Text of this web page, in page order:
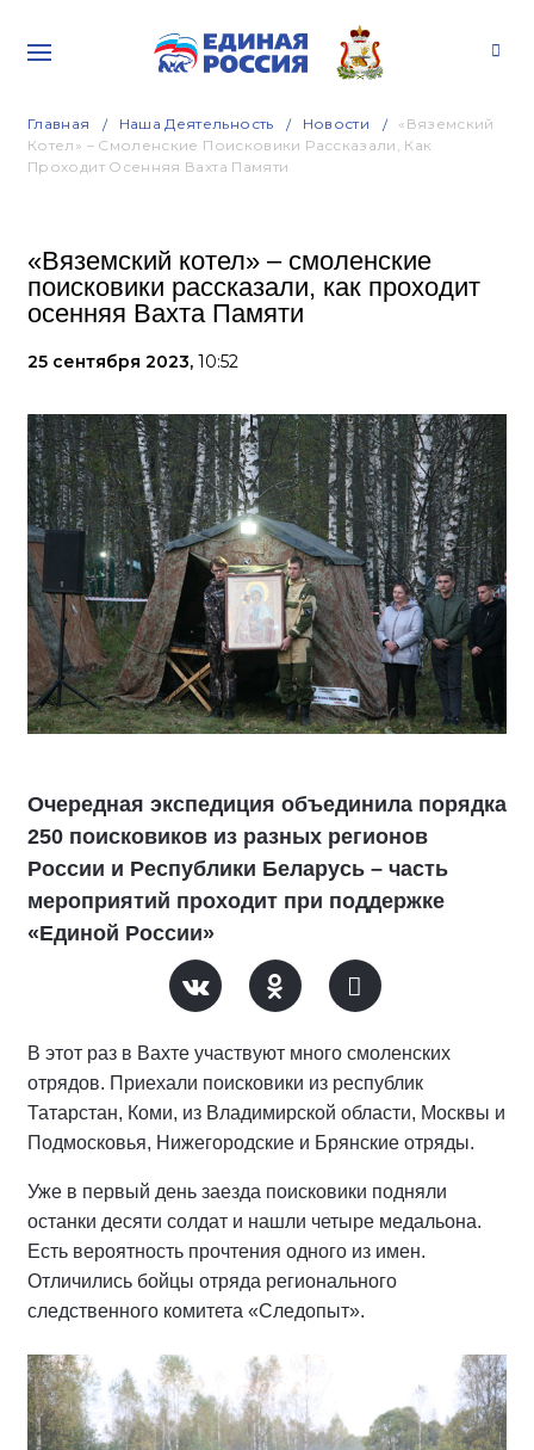
Главная Наша Деятельность Новости
«Вяземский
Котел» – Смоленские Поисковики Рассказали, Как
Проходит Осенняя Вахта Памяти
«Вяземский котел» – смоленские
поисковики рассказали, как проходит
осенняя Вахта Памяти
25 сентября 2023, 10:52
Очередная экспедиция объединила порядка
250 поисковиков из разных регионов
России и Республики Беларусь – часть
мероприятий проходит при поддержке
«Единой России»
В этот раз в Вахте участвуют много смоленских
отрядов. Приехали поисковики из республик
Татарстан, Коми, из Владимирской области, Москвы и
Подмосковья, Нижегородские и Брянские отряды.
Уже в первый день заезда поисковики подняли
останки десяти солдат и нашли четыре медальона.
Есть вероятность прочтения одного из имен.
Отличились бойцы отряда регионального
следственного комитета «Следопыт».